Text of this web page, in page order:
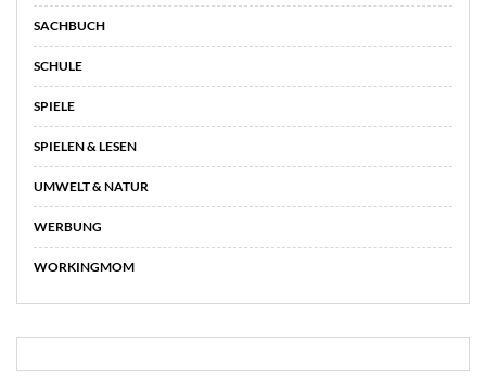
SACHBUCH
SCHULE
SPIELE
SPIELEN & LESEN
UMWELT & NATUR
WERBUNG
WORKINGMOM